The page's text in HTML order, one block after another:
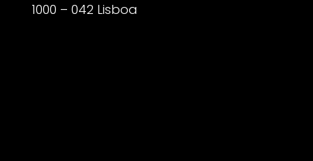
1000 – 042 Lisboa